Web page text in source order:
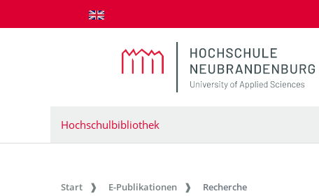
zum Inhalt springen
Hochschulbibliothek
Start E-Publikationen Recherche